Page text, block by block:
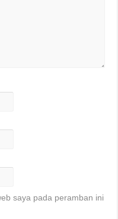
saya pada peramban ini